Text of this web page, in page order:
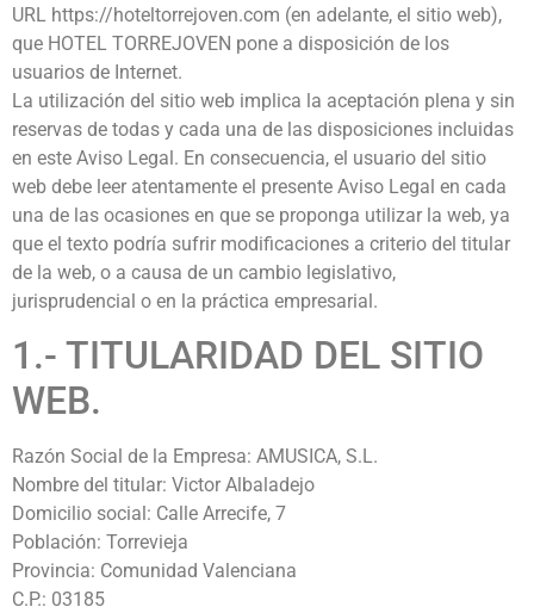
URL https://hoteltorrejoven.com (en adelante, el sitio web),
que HOTEL TORREJOVEN pone a disposición de los
usuarios de Internet.
La utilización del sitio web implica la aceptación plena y sin
reservas de todas y cada una de las disposiciones incluidas
en este Aviso Legal. En consecuencia, el usuario del sitio
web debe leer atentamente el presente Aviso Legal en cada
una de las ocasiones en que se proponga utilizar la web, ya
que el texto podría sufrir modificaciones a criterio del titular
de la web, o a causa de un cambio legislativo,
jurisprudencial o en la práctica empresarial.
1.- TITULARIDAD DEL SITIO
WEB.
Razón Social de la Empresa: AMUSICA, S.L.
Nombre del titular: Victor Albaladejo
Domicilio social: Calle Arrecife, 7
Población: Torrevieja
Provincia: Comunidad Valenciana
C.P.: 03185